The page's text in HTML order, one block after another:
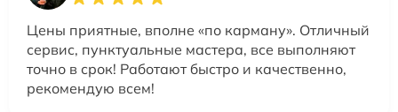
Цены приятные, вполне «по карману». Отличный
сервис, пунктуальные мастера, все выполняют
точно в срок! Работают быстро и качественно,
рекомендую всем!